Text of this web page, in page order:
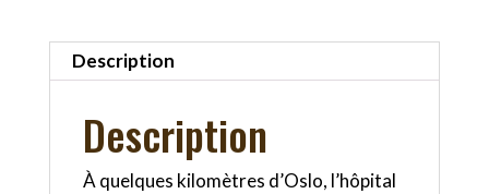
Description
Description
À quelques kilomètres d’Oslo, l’hôpital